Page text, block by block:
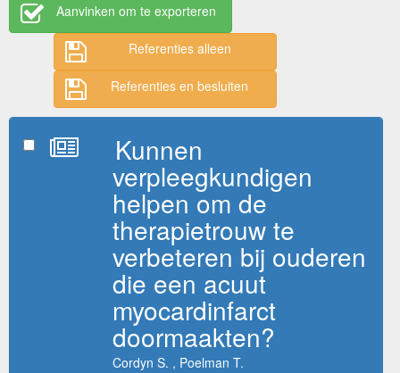
Aanvinken om te exporteren
Referenties alleen
Referenties en besluiten
Kunnen
verpleegkundigen
helpen om de
therapietrouw te
verbeteren bij ouderen
die een acuut
myocardinfarct
doormaakten?
Cordyn S. , Poelman T.